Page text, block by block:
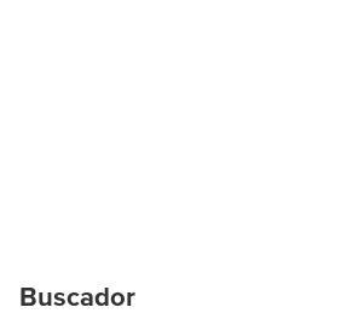
Buscador